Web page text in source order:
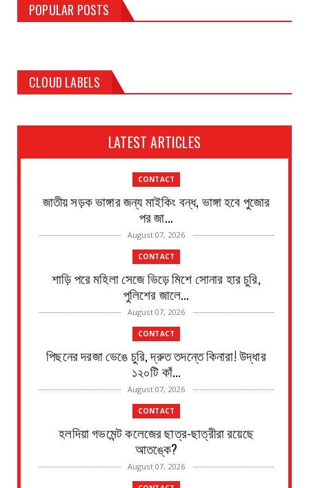
POPULAR POSTS
CLOUD LABELS
LATEST ARTICLES
CONTACT
জাতীয় সড়ক ভাঙ্গার জন্য মাইকিং বন্ধ, ভাঙ্গা হবে পুজোর
পর জা...
August 07, 2026
CONTACT
শাড়ি পরে মহিলা সেজে ভিড়ে মিশে সোনার হার চুরি,
পুলিশের জালে...
August 07, 2026
CONTACT
পিছনের দরজা ভেঙে চুরি, দ্রুত তদন্তে কিনারা! উদ্ধার
১২০টি কাঁ...
August 07, 2026
CONTACT
হলদিয়া গভমেন্ট কলেজের ছাত্র-ছাত্রীরা রয়েছে
আতঙ্কে?
August 07, 2026